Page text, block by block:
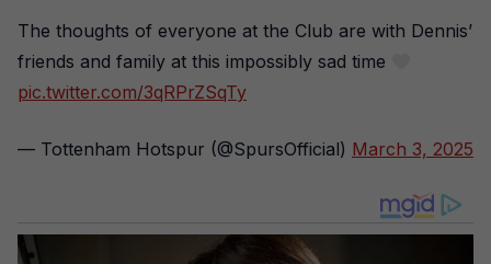
The thoughts of everyone at the Club are with Dennis’
friends and family at this impossibly sad time
pic.twitter.com/3qRPrZSqTy
— Tottenham Hotspur (@SpursOfficial) March 3, 2025